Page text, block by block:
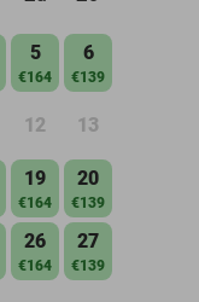
5
€164
6
€139
12 13
19
€164
20
€139
26
€164
27
€139